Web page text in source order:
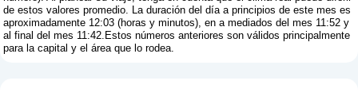
de estos valores promedio. La duración del día a principios de este mes es
aproximadamente 12:03 (horas y minutos), en a mediados del mes 11:52 y
al final del mes 11:42.Estos números anteriores son válidos principalmente
para la capital y el área que lo rodea.